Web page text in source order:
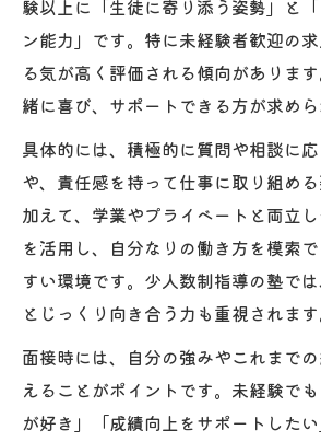
験以上に「生徒に寄り添う姿勢」と
ン能力」です。特に未経験者歓迎の
る気が高く評価される傾向がありま
緒に喜び、サポートできる方が求めら
具体的には、積極的に質問や相談に
や、責任感を持って仕事に取り組める
加えて、学業やプライベートと両立
を活用し、自分なりの働き方を模索
すい環境です。少人数制指導の塾で
とじっくり向き合う力も重視されます
面接時には、自分の強みやこれまで
えることがポイントです。未経験で
が好き」「成績向上をサポートした